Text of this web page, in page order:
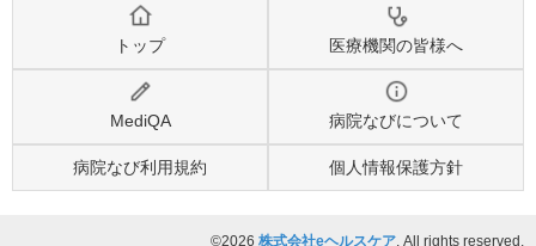
トップ 医療機関の皆様へ
MediQA 病院なびについて
病院なび利用規約 個人情報保護方針
©2026 株式会社eヘルスケア, All rights reserved.